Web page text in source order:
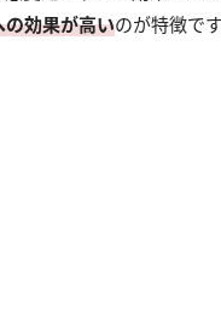
の効果が高いのが特徴です